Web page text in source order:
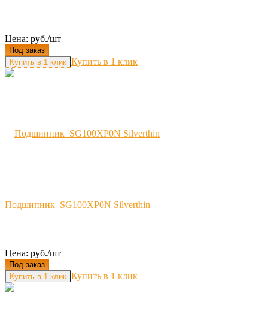
Цена: руб./шт
Под заказ
Купить в 1 клик
Подшипник SG100XP0N Silverthin
Цена: руб./шт
Под заказ
Купить в 1 клик